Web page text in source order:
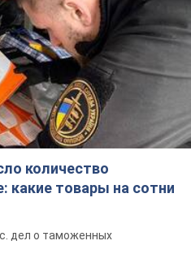
количество
какие товары на сотни
дел о таможенных